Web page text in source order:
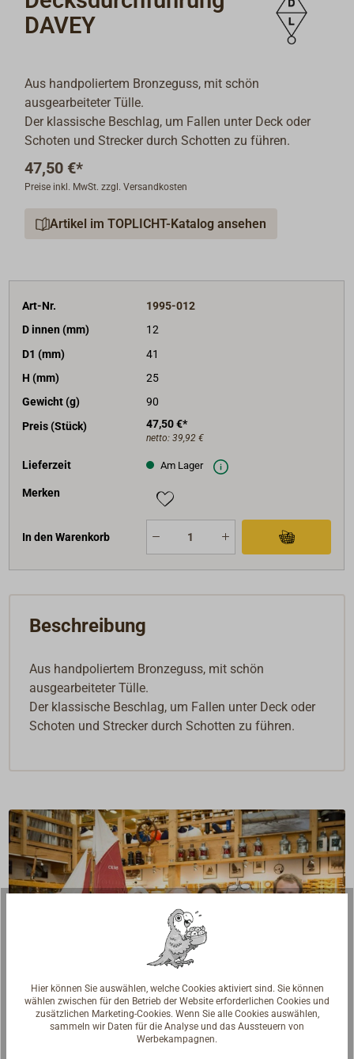
DAVEY
Aus handpoliertem Bronzeguss, mit schön
ausgearbeiteter Tülle.
Der klassische Beschlag, um Fallen unter Deck oder
Schoten und Strecker durch Schotten zu führen.
47,50 €*
Preise inkl. MwSt. zzgl. Versandkosten
Artikel im TOPLICHT-Katalog ansehen
Art-Nr.
1995-012
D innen (mm)
12
D1 (mm)
41
H (mm)
25
Gewicht (g)
90
Preis (Stück)
47,50 €*
netto: 39,92 €
Lieferzeit Am Lager
Merken
In den Warenkorb
Beschreibung
Aus handpoliertem Bronzeguss, mit schön
ausgearbeiteter Tülle.
Der klassische Beschlag, um Fallen unter Deck oder
Schoten und Strecker durch Schotten zu führen.
Fragen zum Artikel?
Hier können Sie auswählen, welche Cookies aktiviert sind. Sie können
wählen zwischen für den Betrieb der Website erforderlichen Cookies und
zusätzlichen Marketing-Cookies. Wenn Sie alle Cookies auswählen,
sammeln wir Daten für die Analyse und das Aussteuern von
Werbekampagnen.